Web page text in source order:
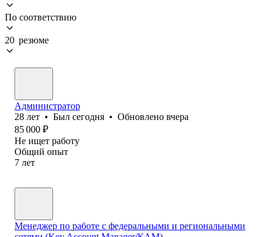
По соответствию
20 резюме
Администратор
28 лет • Был сегодня • Обновлено вчера
85 000 ₽
Не ищет работу
Общий опыт
7 лет
Менеджер по работе с федеральными и региональными